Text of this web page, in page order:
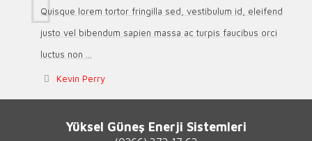
Quisque lorem tortor fringilla sed, vestibulum id, eleifend
justo vel bibendum sapien massa ac turpis faucibus orci
luctus non ...
Kevin Perry
Yüksel Güneş Enerji Sistemleri